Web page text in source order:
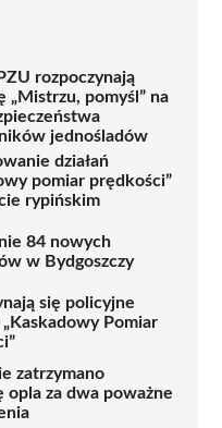
rozpoczynają
„Mistrzu, pomyśl” na
jednośladów
działań
pomiar prędkości”
rypińskim
84 nowych
w Bydgoszczy
się policyjne
„Kaskadowy Pomiar
zatrzymano
opla za dwa poważne